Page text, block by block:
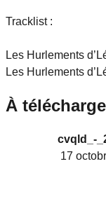
Tracklist :
Les Hurlements
Les Hurlements
À
cvqld_-
17